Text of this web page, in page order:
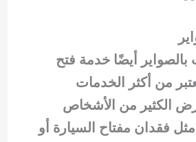
بالصواير أيضًا خدمة فتح
من أكثر الخدمات
الكثير من الأشخاص
فقدان مفتاح السيارة أو